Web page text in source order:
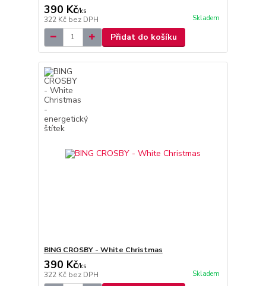
390 Kč/ks
322 Kč bez DPH Skladem
Přidat do košíku
BING CROSBY - White Christmas
390 Kč/ks
322 Kč bez DPH Skladem